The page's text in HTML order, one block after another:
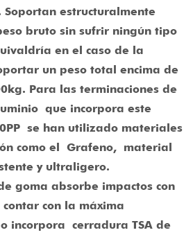
estructuralmente
bruto sin sufrir ningún tipo
en el caso de la
un peso total encima de
Para las terminaciones de
que incorpora este
se han utilizado materiales
como el Grafeno, material
y ultraligero.
goma absorbe impactos con
contar con la máxima
incorpora cerradura TSA de